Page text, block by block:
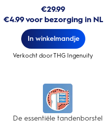
€29.99
€4.99 voor bezorging in NL
In winkelmandje
Verkocht door THG Ingenuity
De essentiële tandenborstel